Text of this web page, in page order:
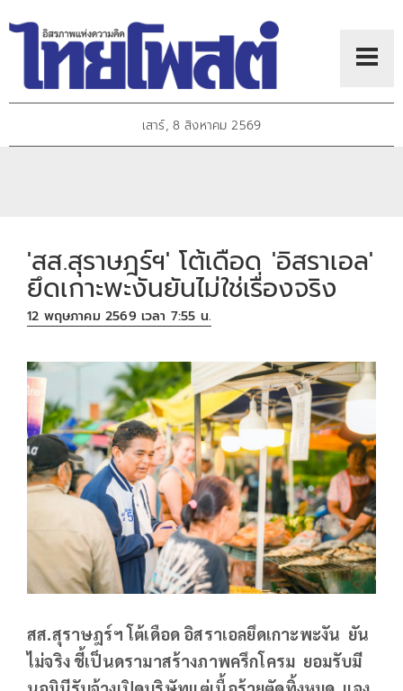
เสาร์, 8 สิงหาคม 2569
'สส.สุราษฎร์ฯ' โต้เดือด 'อิสราเอล'
ยึดเกาะพะงันยันไม่ใช่เรื่องจริง
12 พฤษภาคม 2569 เวลา 7:55 น.
สส.สุราษฎร์ฯ โต้เดือด อิสราเอลยึดเกาะพะงัน ยัน
ไม่จริง ชี้เป็นดรามาสร้างภาพครึกโครม ยอมรับมี